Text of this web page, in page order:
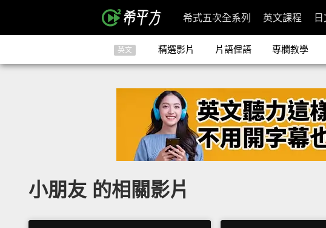
希式五次全系列 英文課程
英文 精選影片 片語俚語 專欄教學
小朋友 的相關影片